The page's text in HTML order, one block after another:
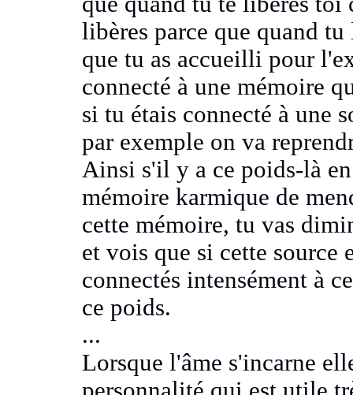
libèresparce que quand
que tu as accueilli pour
connecté à une mémoire
si tu étais connecté à une
par exemple on va
Ainsi s'il y a ce poids-là
mémoirekarmique de
cette mémoire, tuvas
et vois que si cette source
connectés intensément à
ce poids.
...
Lorsque l'âme s'incarne